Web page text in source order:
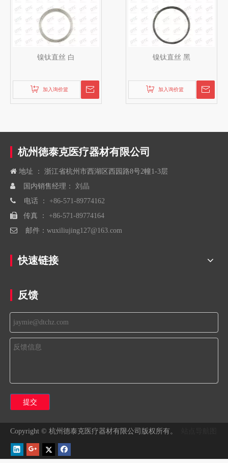
镍钛直丝 白
加入询价篮
镍钛直丝 黑
加入询价篮
杭州徳泰克医疗器材有限公司
 地址 ： 浙江省杭州市西湖区西园路8号2幢1-3层
 国内销售经理： 刘晶
 电话 ： +86-571-89774162
 传真 ： +86-571-89774164
 邮件： wuxiliujing127@163.com
快速链接
反馈
提交
Copyright © 杭州德泰克医疗器材有限公司版权所有。